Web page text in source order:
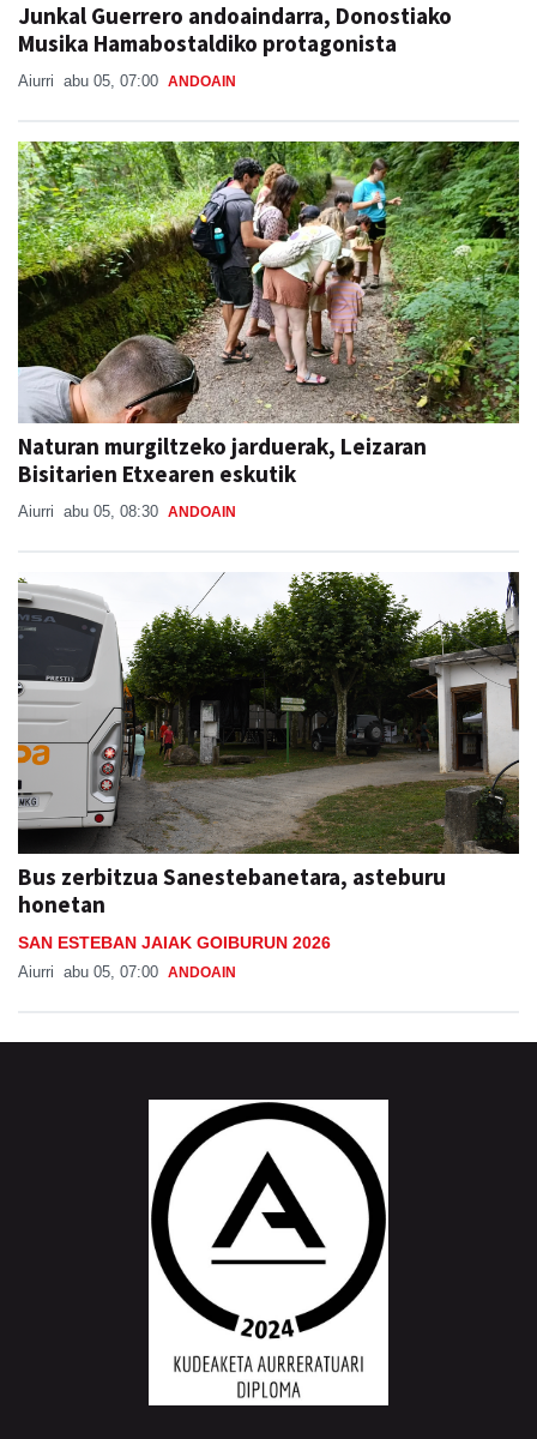
Junkal Guerrero andoaindarra, Donostiako
Musika Hamabostaldiko protagonista
Aiurri abu 05, 07:00 ANDOAIN
Naturan murgiltzeko jarduerak, Leizaran
Bisitarien Etxearen eskutik
Aiurri abu 05, 08:30 ANDOAIN
Bus zerbitzua Sanestebanetara, asteburu
honetan
SAN ESTEBAN JAIAK GOIBURUN 2026
Aiurri abu 05, 07:00 ANDOAIN